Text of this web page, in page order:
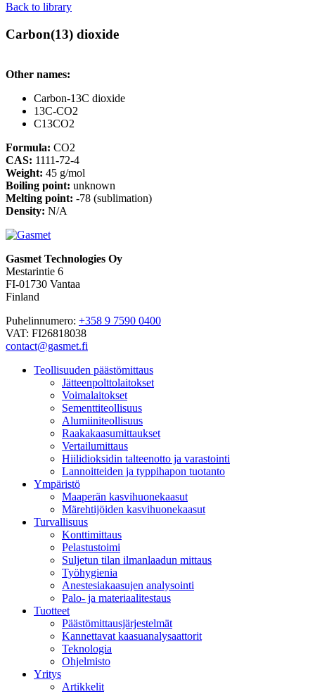
Back to library
Carbon(13) dioxide
Other names:
Carbon-13C dioxide
13C-CO2
C13CO2
Formula: CO2
CAS: 1111-72-4
Weight: 45 g/mol
Boiling point: unknown
Melting point: -78 (sublimation)
Density: N/A
Gasmet Technologies Oy
Mestarintie 6
FI-01730 Vantaa
Finland
Puhelinnumero: +358 9 7590 0400
VAT: FI26818038
contact@gasmet.fi
Teollisuuden päästömittaus
Jätteenpolttolaitokset
Voimalaitokset
Sementtiteollisuus
Alumiiniteollisuus
Raakakaasumittaukset
Vertailumittaus
Hiilidioksidin talteenotto ja varastointi
Lannoitteiden ja typpihapon tuotanto
Ympäristö
Maaperän kasvihuonekaasut
Märehtijöiden kasvihuonekaasut
Turvallisuus
Konttimittaus
Pelastustoimi
Suljetun tilan ilmanlaadun mittaus
Työhygienia
Anestesiakaasujen analysointi
Palo- ja materiaalitestaus
Tuotteet
Päästömittausjärjestelmät
Kannettavat kaasuanalysaattorit
Teknologia
Ohjelmisto
Yritys
Artikkelit